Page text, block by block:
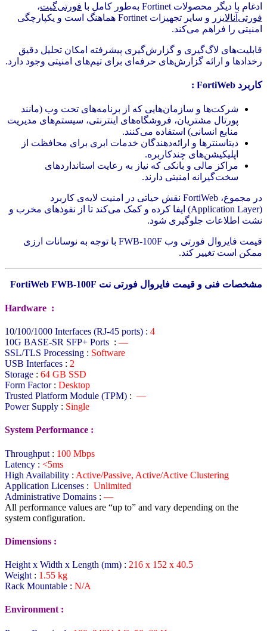
ادغام با دیگر محصولات Fortinet به‌طور کامل با فورتی‌گیت،
فورتی‌آنالایزر
و سایر تجهیزات Fortinet هماهنگ است و یکپارچگی
امنیتی را فراهم می‌کند.
قابلیت‌های لاگ‌گیری و گزارش‌گیری پیشرفته امکان تحلیل دقیق
رخدادها و ارائه گزارش‌های حرفه‌ای برای تیم‌های امنیتی وجود دارد.
کاربرد FortiWeb :
شرکت‌ها و سازمان‌هایی که از برنامه‌های تحت وب (مانند
پورتال مشتریان، فروشگاه‌های اینترنتی، سیستم‌های مدیریت
منابع انسانی) استفاده می‌کنند.
دیتاسنترها و ارائه‌دهندگان خدمات ابری برای محافظت از
اپلیکیشن‌های چندکاربره.
مراکز مالی و بانکی که نیاز به رعایت استانداردهای
سخت‌گیرانه امنیتی دارند.
در مجموع، FortiWeb نقش حیاتی در امنیت لایه‌ی کاربرد
(Application Layer) ایفا کرده و کمک می‌کند تا از نفوذهای مخرب و
نشت اطلاعات جلوگیری شود.
قیمت فایروال فورتی وب FWB-100F با توجه به نوسانات ارزی
ممکن است تغییر کند.
مشخصات فنی و قیمت فایروال فورتی نت FortiWeb FWB-100F
Hardware :
10/100/1000 Interfaces (RJ-45 ports) : 4
10G BASE-SR SFP+ Ports : —
SSL/TLS Processing : Software
USB Interfaces : 2
Storage : 64 GB SSD
Form Factor: Desktop
Trusted Platform Module (TPM) : —
Power Supply : Single
System Performance :
Throughput : 100 Mbps
Latency : <5ms
High Availability : Active/Passive, Active/Active Clustering
Application Licenses : Unlimited
Administrative Domains : —
All performance values are “up to” and vary depending on the
system configuration.
Dimensions :
Height x Width x Length (mm) : 216 x 152 x 40.5
Weight : 1.55 kg
Rack Mountable : N/A
Environment :